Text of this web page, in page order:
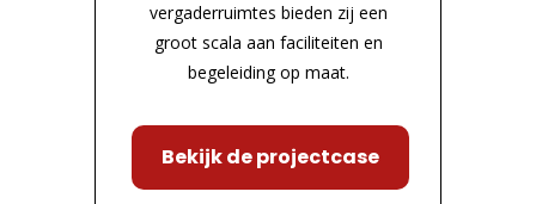
vergaderruimtes bieden zij een
groot scala aan faciliteiten en
begeleiding op maat.
Bekijk de projectcase